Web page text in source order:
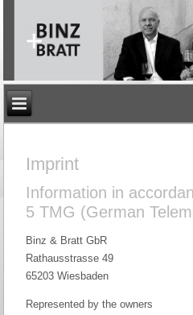
Imprint
Information in
5 TMG (German
Binz & Bratt GbR
Rathausstrasse 49
65203 Wiesbaden
Represented by the owners